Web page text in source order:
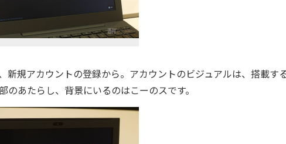
規アカウントの登録から。アカウントのビジュアルは、搭載す
あたらし、背景にいるのはこーのスです。